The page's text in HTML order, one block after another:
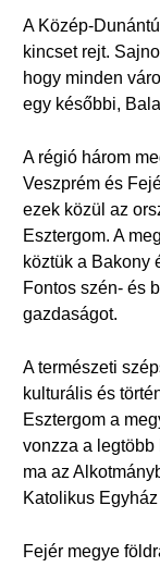
A Közép-
kincset rejt.
hogy minden
egy későbbi,
A régió három
Veszprém és
ezek közül az
Esztergom. A
köztük a Bakony
Fontos szén- és
gazdaságot.
A természeti
kulturális és
Esztergom a
vonzza a legtöbb
ma az
Katolikus
Fejér megye